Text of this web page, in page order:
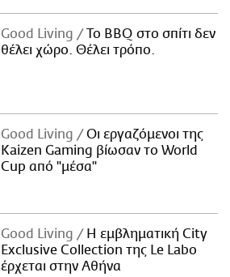
Good Living
Το BBQ στο σπίτι δεν
θέλει χώρο. Θέλει τρόπο.
Good Living
Οι εργαζόμενοι της
Kaizen Gaming βίωσαν το World
Cup από "μέσα"
Good Living
Η εμβληματική City
Exclusive Collection της Le Labo
έρχεται στην Αθήνα